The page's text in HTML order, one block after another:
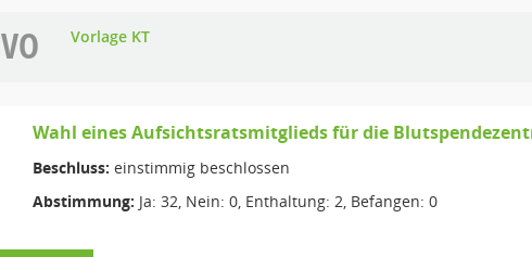
VO Vorlage KT
Wahl eines Aufsichtsratsmitglieds für die
Beschluss: einstimmig beschlossen
Abstimmung: Ja: 32, Nein: 0, Enthaltung: 2, Befangen: 0